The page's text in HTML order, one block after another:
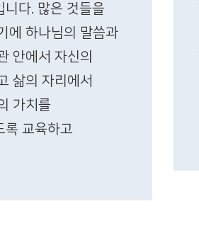
니다. 많은 것들을
에 하나님의 말씀과
안에서 자신의
삶의 자리에서
가치를
록 교육하고